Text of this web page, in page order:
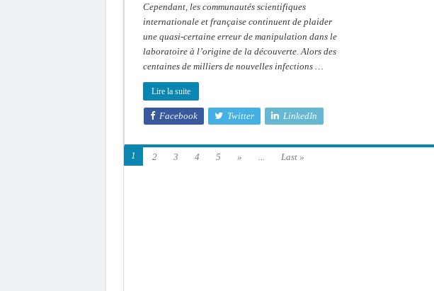
erreur
laboratoire
?
Cependant, les communautés scientifiques
internationale et française continuent de plaider
une quasi-certaine erreur de manipulation dans le
laboratoire à l’origine de la découverte. Alors des
centaines de milliers de nouvelles infections …
Lire la suite
Facebook Twitter LinkedIn
1 2 3 4 5 » Last »